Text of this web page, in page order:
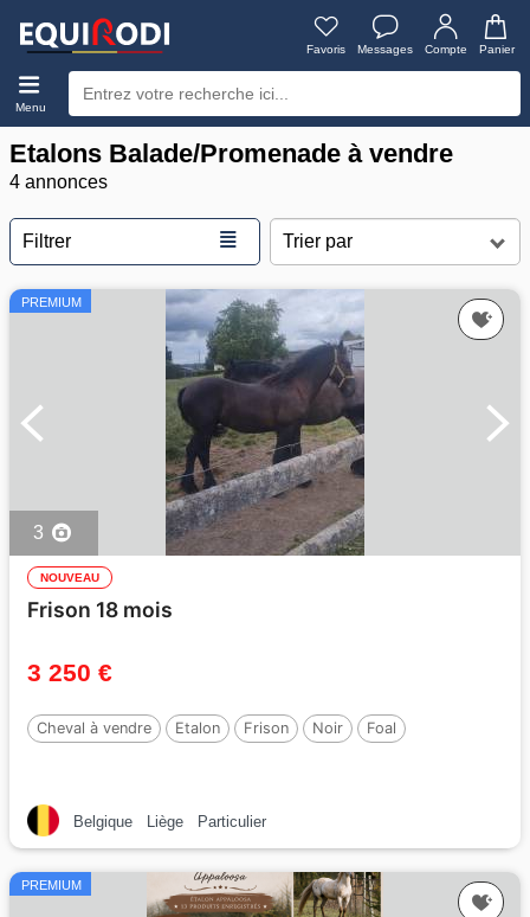
Favoris Messages Compte Panier
Menu
Etalons Balade/Promenade à vendre
4 annonces
Filtrer ≣
PREMIUM
3
NOUVEAU
Frison 18 mois
3 250 €
Cheval à vendre Etalon Frison Noir Foal
Belgique Liège Particulier
PREMIUM